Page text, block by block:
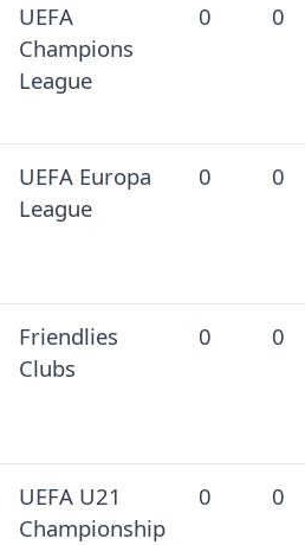
UEFA
Champions
League
0 0
UEFA Europa
League
0 0
Friendlies
Clubs
0 0
UEFA U21
Championship
0 0